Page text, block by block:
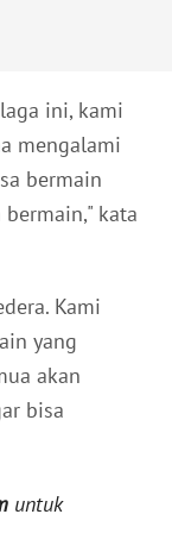
ini, kami
mengalami
bermain
kata
Kami
yang
akan
bisa
untuk